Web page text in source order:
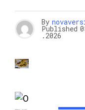
By
Published
.2026